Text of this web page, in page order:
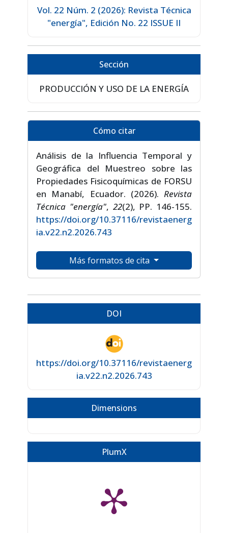
Vol. 22 Núm. 2 (2026): Revista Técnica
"energía", Edición No. 22 ISSUE II
Sección
PRODUCCIÓN Y USO DE LA ENERGÍA
Cómo citar
Análisis de la Influencia Temporal y
Geográfica del Muestreo sobre las
Propiedades Fisicoquímicas de FORSU
en Manabí, Ecuador. (2026). Revista
Técnica "energía", 22(2), PP. 146-155.
https://doi.org/10.37116/revistaenerg
ia.v22.n2.2026.743
Más formatos de cita
DOI
https://doi.org/10.37116/revistaenerg
ia.v22.n2.2026.743
Dimensions
PlumX